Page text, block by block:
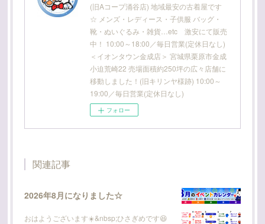
(旧Aコープ涌谷店) 地域最安の古着屋です
☆ メンズ・レディース・子供服 バッグ・
靴・ぬいぐるみ・雑貨…etc 激安にて販売
中！ 10:00～18:00／毎日営業(定休日なし)
＜イオンタウン金成店＞ 宮城県栗原市金成
小迫荒崎22 売場面積約250坪の広々店舗に
移動しました！(旧キリンヤ様跡) 10:00～
19:00／毎日営業(定休日なし)
フォロー
関連記事
2026年8月になりました☆
おはようございます☀️&nbsp;ひさぎめです😆